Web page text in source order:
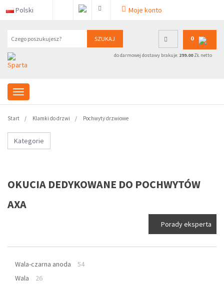
Polski Moje konto
SZUKAJ 0
do darmowej dostawy brakuje: 299.00ZŁ netto
Start Klamki do drzwi Pochwyty drzwiowe
Kategorie
OKUCIA DEDYKOWANE DO POCHWYTÓW
AXA
Porady eksperta
Wala-czarna anoda
54
Wala
26